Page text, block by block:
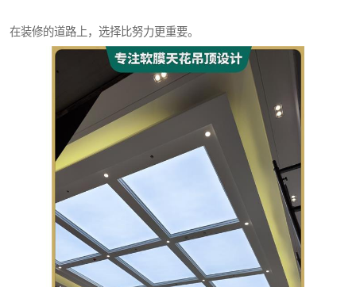
在装修的道路上，选择比努力更重要。